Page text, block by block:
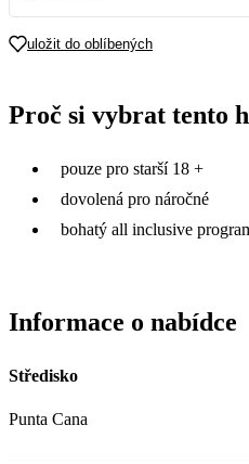
17 18 19
uložit do oblíbených
Proč si vybrat tento
pouze pro starší 18 +
dovolená pro náročné
bohatý all inclusive
Informace o nabídce
Středisko
Punta Cana